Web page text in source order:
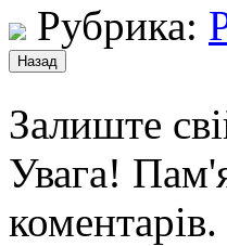
Рубрика:
Залиште
Увага!
коментарів.